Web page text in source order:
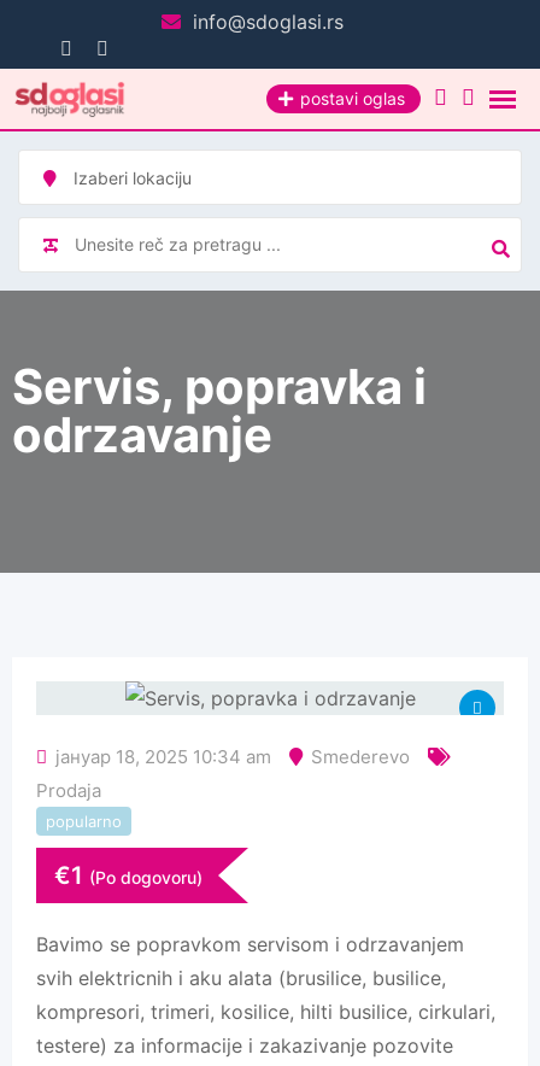
sadržaj
info@sdoglasi.rs
postavi oglas
Servis, popravka i
odrzavanje
јануар 18, 2025 10:34 am
Smederevo
Prodaja
popularno
€1 (Po dogovoru)
Bavimo se popravkom servisom i odrzavanjem
svih elektricnih i aku alata (brusilice, busilice,
kompresori, trimeri, kosilice, hilti busilice, cirkulari,
testere) za informacije i zakazivanje pozovite